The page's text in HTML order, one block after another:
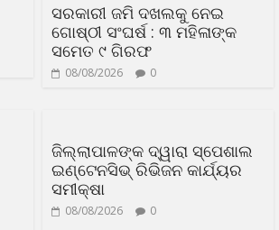
ସରକାରୀ ଜମି ଦଖଲକୁ ନେଇ
ଗୋଷ୍ଠୀ ସଂଘର୍ଷ : ୩ ମହିଳାଙ୍କ
ସମେତ ୯ ଗିରଫ
08/08/2026 0
ଜିଲ୍ଲାପାଳଙ୍କ ଦ୍ୱାରା ସ୍ପେଶାଲ
ଇଣ୍ଟେନସିଭ୍ ରିଭିଜନ କାର୍ଯ୍ୟର
ସମୀକ୍ଷା
08/08/2026 0